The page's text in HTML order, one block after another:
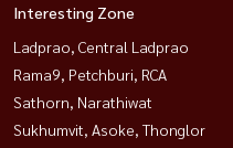
Interesting Zone
Ladprao, Central Ladprao
Rama9, Petchburi, RCA
Sathorn, Narathiwat
Sukhumvit, Asoke, Thonglor